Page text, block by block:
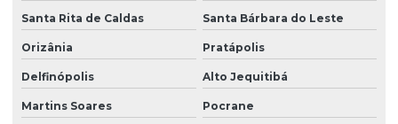
Santa Rita de Caldas Santa Bárbara do Leste
Orizânia Pratápolis
Delfinópolis Alto Jequitibá
Martins Soares Pocrane